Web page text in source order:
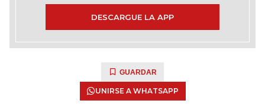
DESCARGUE LA APP
GUARDAR
UNIRSE A WHATSAPP